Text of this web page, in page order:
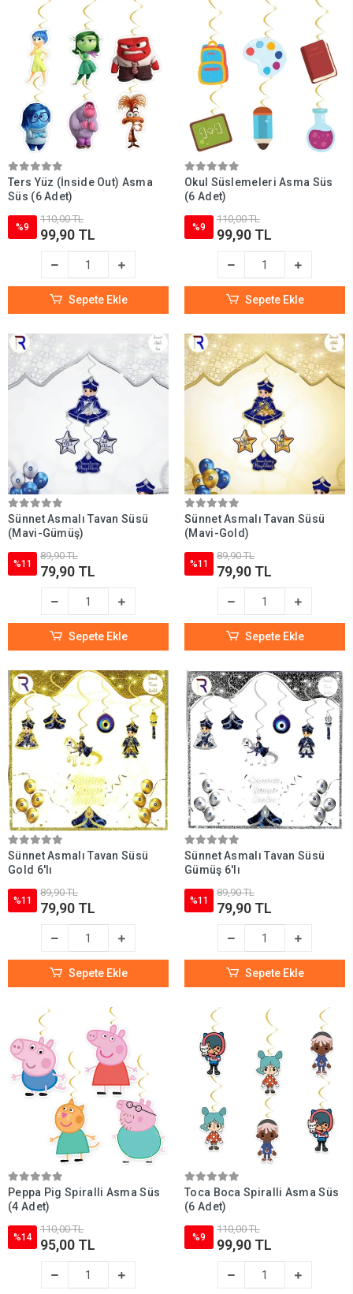
Ters Yüz (İnside Out) Asma
Süs (6 Adet)
%9
110,00 TL
99,90 TL
Sepete Ekle
Okul Süslemeleri Asma Süs
(6 Adet)
%9
110,00 TL
99,90 TL
Sepete Ekle
Sünnet Asmalı Tavan Süsü
(Mavi-Gümüş)
%11
89,90 TL
79,90 TL
Sepete Ekle
Sünnet Asmalı Tavan Süsü
(Mavi-Gold)
%11
89,90 TL
79,90 TL
Sepete Ekle
Sünnet Asmalı Tavan Süsü
Gold 6'lı
%11
89,90 TL
79,90 TL
Sepete Ekle
Sünnet Asmalı Tavan Süsü
Gümüş 6'lı
%11
89,90 TL
79,90 TL
Sepete Ekle
Peppa Pig Spiralli Asma Süs
(4 Adet)
%14
110,00 TL
95,00 TL
Toca Boca Spiralli Asma Süs
(6 Adet)
%9
110,00 TL
99,90 TL